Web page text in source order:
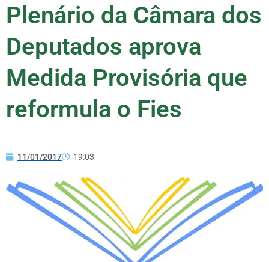
Plenário da Câmara dos
Deputados aprova
Medida Provisória que
reformula o Fies
11/01/2017 19:03